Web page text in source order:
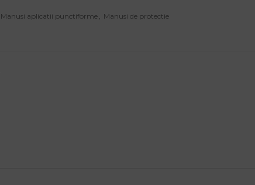
Manusi aplicatii punctiforme , Manusi de protectie